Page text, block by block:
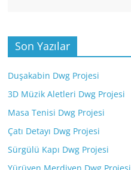
Son Yazılar
Duşakabin Dwg Projesi
3D Müzik Aletleri Dwg Projesi
Masa Tenisi Dwg Projesi
Çatı Detayı Dwg Projesi
Sürgülü Kapı Dwg Projesi
Yürüyen Merdiven Dwg Projesi